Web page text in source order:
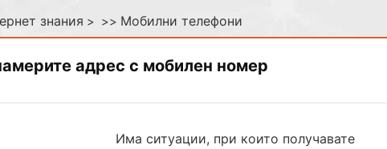
знания > >> Мобилни телефони
адрес с мобилен номер
Има ситуации, при които получавате